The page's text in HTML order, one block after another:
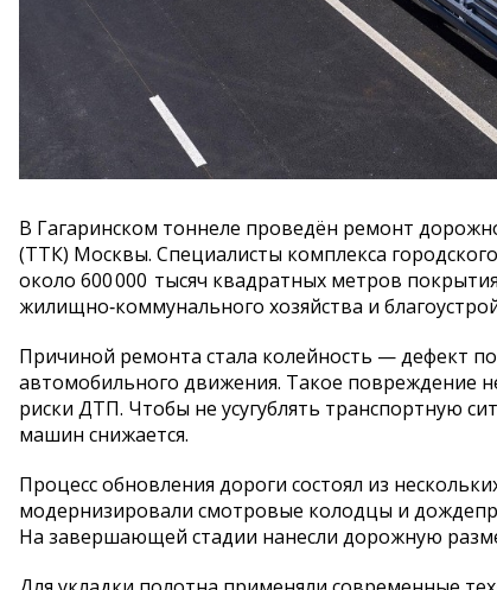
В Гагаринском тоннеле проведён ремонт
(ТТК) Москвы. Специалисты комплекса
около 600 000 тысяч квадратных метров
жилищно‑коммунального хозяйства и
Причиной ремонта стала колейность — дефект
автомобильного движения. Такое повреждение
риски ДТП. Чтобы не усугублять транспортную
машин снижается.
Процесс обновления дороги состоял из
модернизировали смотровые колодцы и
На завершающей стадии нанесли дорожную